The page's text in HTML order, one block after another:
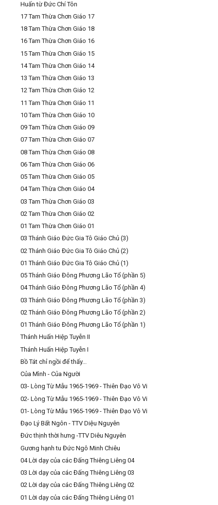
Huấn từ Đức Chí Tôn
17 Tam Thừa Chơn Giáo 17
18 Tam Thừa Chơn Giáo 18
16 Tam Thừa Chơn Giáo 16
15 Tam Thừa Chơn Giáo 15
14 Tam Thừa Chơn Giáo 14
13 Tam Thừa Chơn Giáo 13
12 Tam Thừa Chơn Giáo 12
11 Tam Thừa Chơn Giáo 11
10 Tam Thừa Chơn Giáo 10
09 Tam Thừa Chơn Giáo 09
07 Tam Thừa Chơn Giáo 07
08 Tam Thừa Chơn Giáo 08
06 Tam Thừa Chơn Giáo 06
05 Tam Thừa Chơn Giáo 05
04 Tam Thừa Chơn Giáo 04
03 Tam Thừa Chơn Giáo 03
02 Tam Thừa Chơn Giáo 02
01 Tam Thừa Chơn Giáo 01
03 Thánh Giáo Đức Gia Tô Giáo Chủ (3)
02 Thánh Giáo Đức Gia Tô Giáo Chủ (2)
01 Thánh Giáo Đức Gia Tô Giáo Chủ (1)
05 Thánh Giáo Đông Phương Lão Tổ (phần 5)
04 Thánh Giáo Đông Phương Lão Tổ (phần 4)
03 Thánh Giáo Đông Phương Lão Tổ (phần 3)
02 Thánh Giáo Đông Phương Lão Tổ (phần 2)
01 Thánh Giáo Đông Phương Lão Tổ (phần 1)
Thánh Huấn Hiệp Tuyễn II
Thánh Huấn Hiệp Tuyễn I
Bồ Tát chỉ ngồi để thấy...
Của Mình - Của Người
03- Lòng Từ Mẫu 1965-1969 - Thiên Đạo Vô Vi
02- Lòng Từ Mẫu 1965-1969 - Thiên Đạo Vô Vi
01- Lòng Từ Mẫu 1965-1969 - Thiên Đạo Vô Vi
Đạo Lý Bất Ngôn - TTV Diệu Nguyên
Đức thịnh thời hưng -TTV Diêu Nguyên
Gương hạnh tu Đức Ngô Minh Chiêu
04 Lời dạy của các Đấng Thiêng Liêng 04
03 Lời dạy của các Đấng Thiêng Liêng 03
02 Lời dạy của các Đấng Thiêng Liêng 02
01 Lời dạy của các Đấng Thiêng Liêng 01